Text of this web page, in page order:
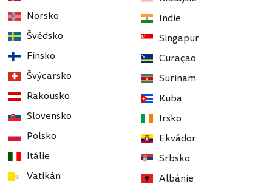
Norsko
Švédsko
Finsko
Švýcarsko
Rakousko
Slovensko
Polsko
Itálie
Vatikán
Indie
Singapur
Curaçao
Surinam
Kuba
Irsko
Ekvádor
Srbsko
Albánie